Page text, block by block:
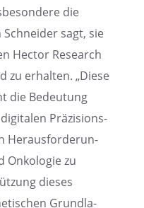
die
sagt, sie
Hector Research
zu erhal­ten. „Diese
die Bedeu­tung
Präzi­si­ons­
Heraus­for­de­run­
Onkolo­gie zu
dieses
Grund­la­